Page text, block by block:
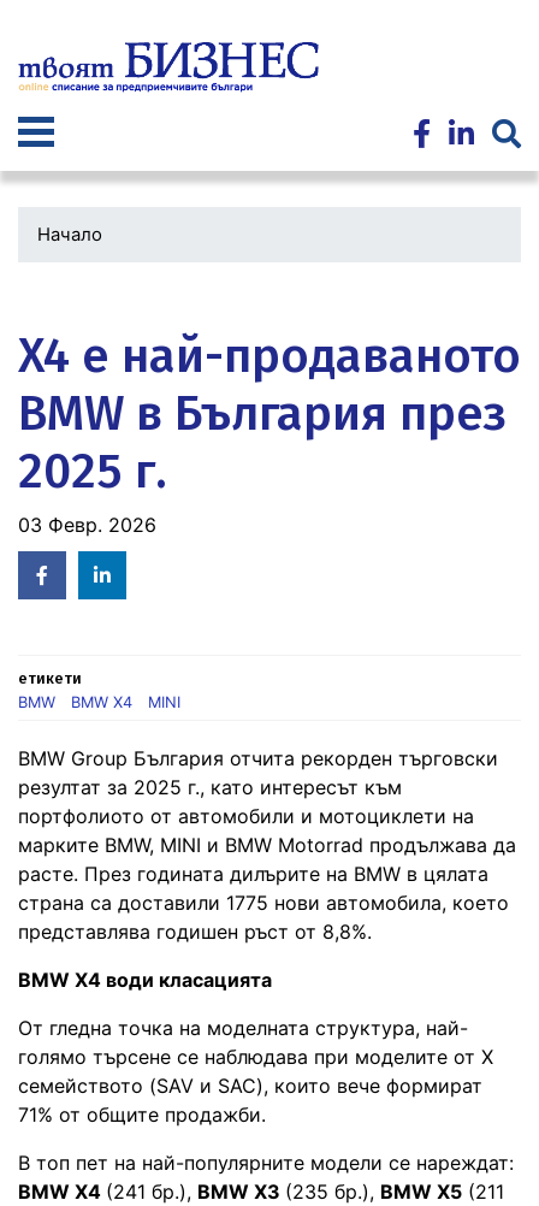
към
основното
Начало
X4 е най-продаваното
BMW в България през
2025 г.
03 Февр. 2026
Facebook
in
етикети
BMW
BMW X4 MINI
BMW Group България отчита рекорден търговски
резултат за 2025 г., като интересът към
портфолиото от автомобили и мотоциклети на
марките BMW, MINI и BMW Motorrad продължава да
расте. През годината дилърите на BMW в цялата
страна са доставили 1775 нови автомобила, което
представлява годишен ръст от 8,8%.
BMW X4 води класацията
От гледна точка на моделната структура, най-
голямо търсене се наблюдава при моделите от X
семейството (SAV и SAC), които вече формират
71% от общите продажби.
В топ пет на най-популярните модели се нареждат:
BMW X4 (241 бр.), BMW X3 (235 бр.), BMW X5 (211